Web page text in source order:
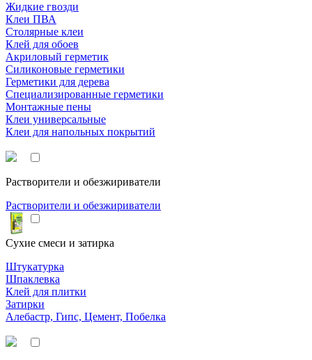
Жидкие гвозди
Клеи ПВА
Столярные клеи
Клей для обоев
Акриловый герметик
Силиконовые герметики
Герметики для дерева
Специализированные герметики
Монтажные пены
Клеи универсальные
Клеи для напольных покрытий
Растворители и обезжириватели
Растворители и обезжириватели
Сухие смеси и затирка
Штукатурка
Шпаклевка
Клей для плитки
Затирки
Алебастр, Гипс, Цемент, Побелка